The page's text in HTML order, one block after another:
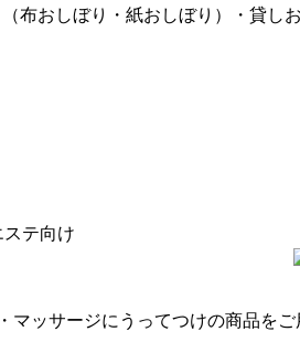
布おしぼり・紙おしぼり）・貸し
テ向け
ッサージにうってつけの商品をご